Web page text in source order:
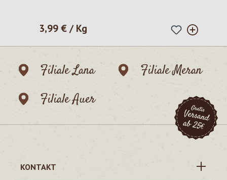
Regulärer Preis:
3,99 € / Kg
Filiale Lana
Filiale Meran
Filiale Auer
KONTAKT